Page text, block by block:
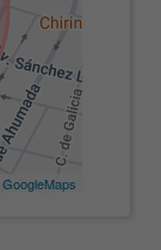
GoogleMaps